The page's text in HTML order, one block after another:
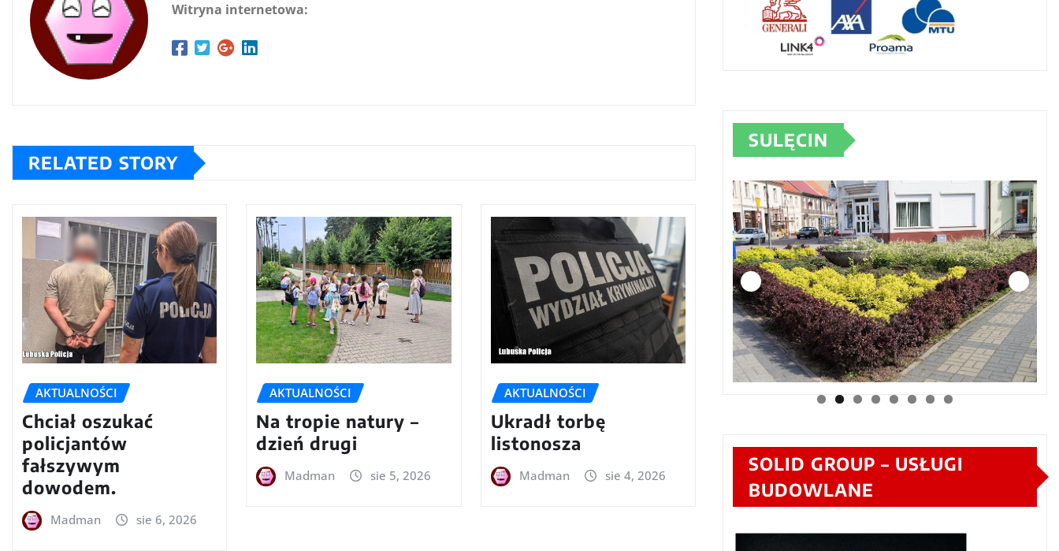
Witryna internetowa:
RELATED STORY
AKTUALNOŚCI
Chciał oszukać
policjantów
fałszywym
dowodem.
Madman sie 6, 2026
AKTUALNOŚCI
Na tropie natury –
dzień drugi
Madman sie 5, 2026
AKTUALNOŚCI
Ukradł torbę
listonosza
Madman sie 4, 2026
SULĘCIN
SOLID GROUP – USŁUGI
BUDOWLANE